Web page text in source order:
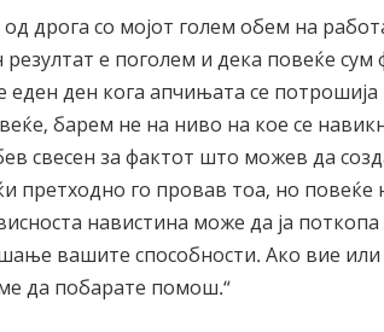
дрога со мојот голем обем на
е поголем и дека повеќе сум
еден ден кога апчињата се потрошија
барем не на ниво на кое се
свесен за фактот што можев да
претходно го провав тоа, но повеќе
навистина може да ја
вашите способности. Ако вие или
да побарате помош.“